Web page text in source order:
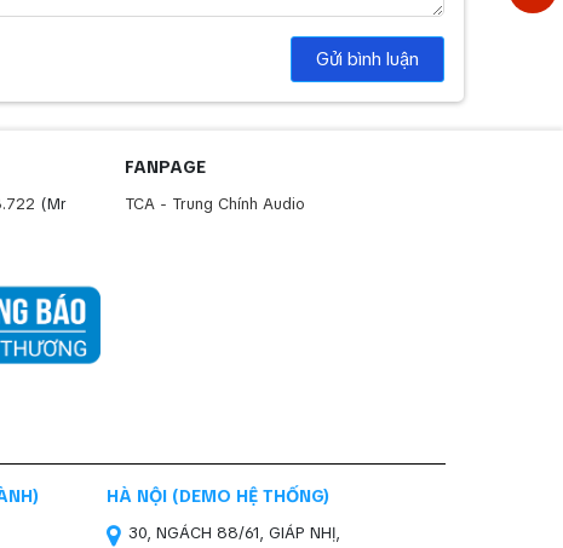
Gửi bình luận
(Mr
FANPAGE
TCA - Trung Chính Audio
HÀ NỘI (DEMO HỆ THỐNG)
30, NGÁCH 88/61, GIÁP NHỊ,